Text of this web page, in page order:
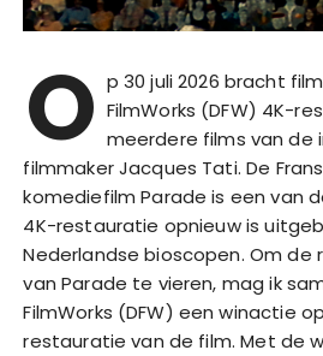
O p 30 juli 2026 bracht
FilmWorks (DFW) 4K-
meerdere films van de
filmmaker Jacques Tati. De
komediefilm Parade is een van
4K-restauratie opnieuw is
Nederlandse bioscopen. Om de
van Parade te vieren, mag ik
FilmWorks (DFW) een winactie
restauratie van de film. Met de